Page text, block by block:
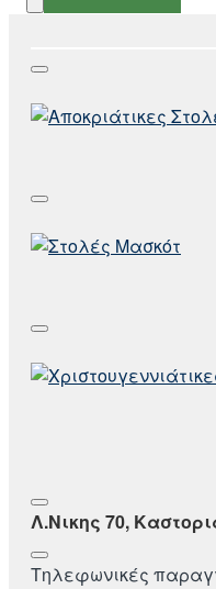
Λ.Νικης 70,
Τηλεφωνικές